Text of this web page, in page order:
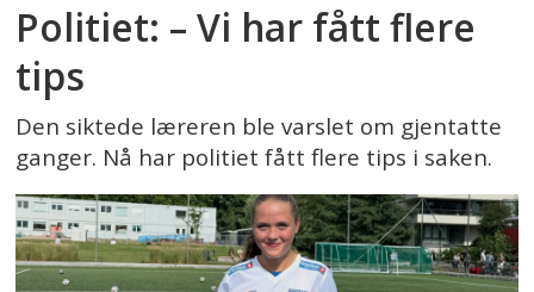
Politiet: – Vi har fått flere
tips
Den siktede læreren ble varslet om gjentatte
ganger. Nå har politiet fått flere tips i saken.